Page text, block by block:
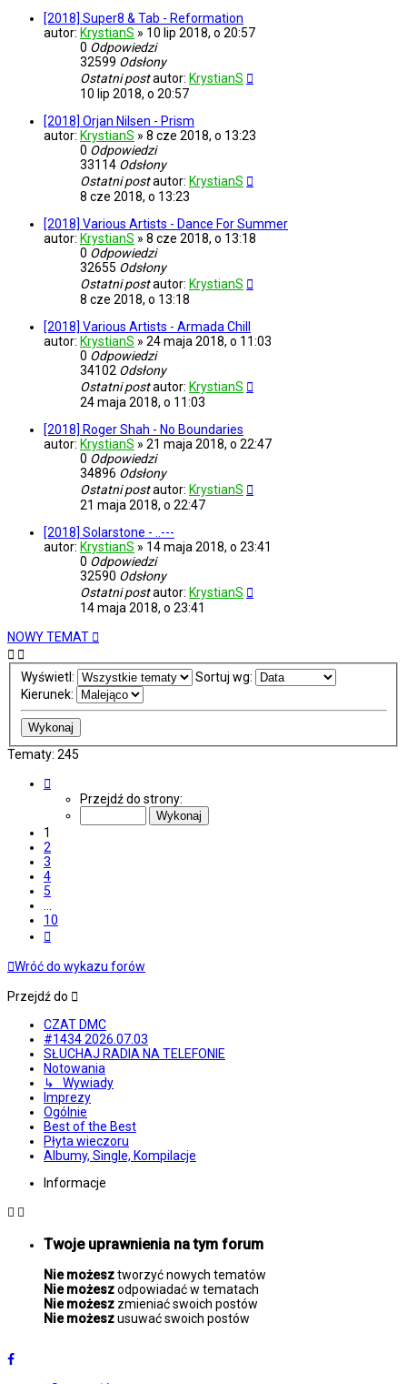
[2018] Super8 & Tab - Reformation
autor: KrystianS » 10 lip 2018, o 20:57
0 Odpowiedzi
32599 Odsłony
Ostatni postautor: KrystianS
10 lip 2018, o 20:57
[2018] Orjan Nilsen - Prism
autor: KrystianS » 8 cze 2018, o 13:23
0 Odpowiedzi
33114 Odsłony
Ostatni postautor: KrystianS
8 cze 2018, o 13:23
[2018] Various Artists - Dance For Summer
autor: KrystianS » 8 cze 2018, o 13:18
0 Odpowiedzi
32655 Odsłony
Ostatni postautor: KrystianS
8 cze 2018, o 13:18
[2018] Various Artists - Armada Chill
autor: KrystianS » 24 maja 2018, o 11:03
0 Odpowiedzi
34102 Odsłony
Ostatni postautor: KrystianS
24 maja 2018, o 11:03
[2018] Roger Shah - No Boundaries
autor: KrystianS » 21 maja 2018, o 22:47
0 Odpowiedzi
34896 Odsłony
Ostatni postautor: KrystianS
21 maja 2018, o 22:47
[2018] Solarstone - ..---
autor: KrystianS » 14 maja 2018, o 23:41
0 Odpowiedzi
32590 Odsłony
Ostatni postautor: KrystianS
14 maja 2018, o 23:41
NOWY TEMAT
Wyświetl:
Sortuj wg:
Kierunek:
Tematy: 245
Przejdź do strony:
1
2
3
4
5
10
Wróć do wykazu forów
Przejdź do
CZAT DMC
#1434 2026.07.03
SŁUCHAJ RADIA NA TELEFONIE
Notowania
↳ Wywiady
Imprezy
Ogólnie
Best of the Best
Płyta wieczoru
Albumy, Single, Kompilacje
Informacje
Twoje uprawnienia na tym forum
Nie możesztworzyć nowych tematów
Nie możeszodpowiadać w tematach
Nie możesz zmieniać swoich postów
Nie możeszusuwać swoich postów